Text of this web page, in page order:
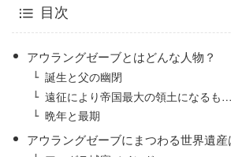
目次
アウラングゼーブとはどんな人物？
誕生と父の幽閉
遠征により帝国最大の領土になるも…
晩年と最期
アウラングゼーブにまつわる世界遺産